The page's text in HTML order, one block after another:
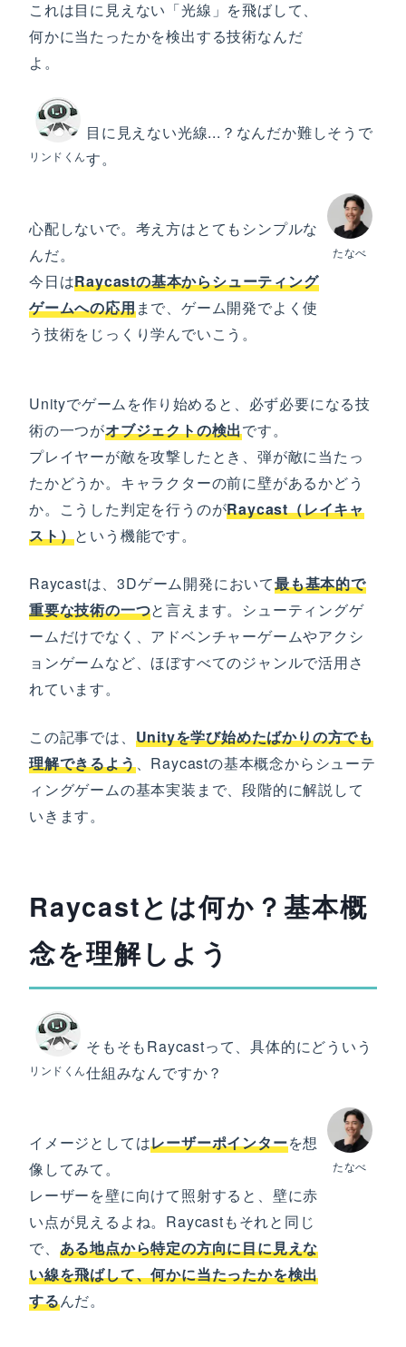
これは目に見えない「光線」を飛ばして、
何かに当たったかを検出する技術なんだ
よ。
リンドくん
目に見えない光線...？なんだか難しそうで
す。
たなべ
心配しないで。考え方はとてもシンプルな
んだ。
今日はRaycastの基本からシューティング
ゲームへの応用まで、ゲーム開発でよく使
う技術をじっくり学んでいこう。
Unityでゲームを作り始めると、必ず必要になる技
術の一つがオブジェクトの検出です。
プレイヤーが敵を攻撃したとき、弾が敵に当たっ
たかどうか。キャラクターの前に壁があるかどう
か。こうした判定を行うのがRaycast（レイキャ
スト）という機能です。
Raycastは、3Dゲーム開発において最も基本的で
重要な技術の一つと言えます。シューティングゲ
ームだけでなく、アドベンチャーゲームやアクシ
ョンゲームなど、ほぼすべてのジャンルで活用さ
れています。
この記事では、 Unityを学び始めたばかりの方でも
理解できるよう、Raycastの基本概念からシューテ
ィングゲームの基本実装まで、段階的に解説して
いきます。
Raycastとは何か？基本概
念を理解しよう
リンドくん
そもそもRaycastって、具体的にどういう
仕組みなんですか？
たなべ
イメージとしてはレーザーポインターを想
像してみて。
レーザーを壁に向けて照射すると、壁に赤
い点が見えるよね。Raycastもそれと同じ
で、 ある地点から特定の方向に目に見えな
い線を飛ばして、何かに当たったかを検出
するんだ。